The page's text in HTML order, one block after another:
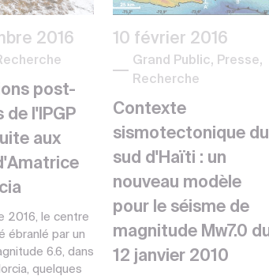
2016
post-
de l'IPGP
aux
2016, le centre
ébranlé par un
6.6, dans
quelques
10 février 2016
Grand Public, Presse,
Recherche
Contexte
sismotectonique du
sud d'Haïti : un
nouveau modèle
pour le séisme de
magnitude Mw7.0
12 janvier 2010